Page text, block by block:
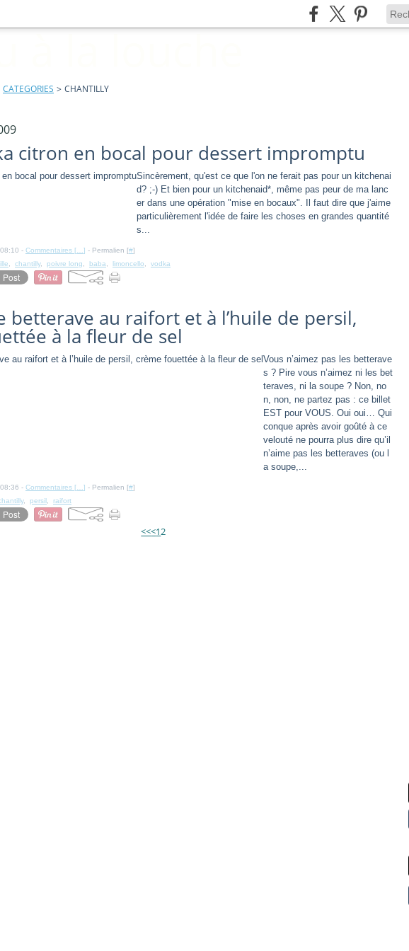
CATEGORIES > CHANTILLY
citron en bocal pour dessert impromptu
Sincèrement, qu'est ce que l'on ne ferait pas pour un kitchenai
d? ;-) Et bien pour un kitchenaid*, même pas peur de ma lanc
er dans une opération "mise en bocaux". Il faut dire que j'aime
particulièrement l'idée de faire les choses en grandes quantité
s...
- Commentaires [ ] - Permalien [#]
chantilly, poivre long baba limoncello vodka
betterave au raifort et à l’huile de persil,
à la fleur de sel
Vous n’aimez pas les betterave
s ? Pire vous n’aimez ni les bet
teraves, ni la soupe ? Non, no
n, non, ne partez pas : ce billet
EST pour VOUS. Oui oui… Qui
conque après avoir goûté à ce
velouté ne pourra plus dire qu’il
n’aime pas les betteraves (ou l
a soupe,...
- Commentaires [ ] - Permalien [#]
, persil raifort
<<<12